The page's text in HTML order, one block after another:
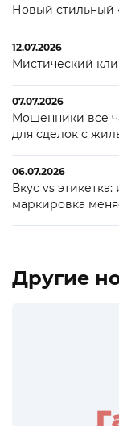
Новый стильный
12.07.2026
Мистический
07.07.2026
Мошенники все
для сделок с
06.07.2026
Вкус vs
маркировка
Другие